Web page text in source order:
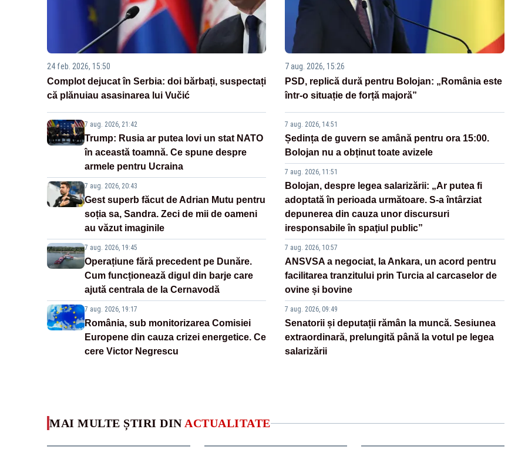
24 feb. 2026, 15:50
Complot dejucat în Serbia: doi bărbați, suspectați
că plănuiau asasinarea lui Vučić
7 aug. 2026, 21:42
Trump: Rusia ar putea lovi un stat NATO
în această toamnă. Ce spune despre
armele pentru Ucraina
7 aug. 2026, 20:43
Gest superb făcut de Adrian Mutu pentru
soția sa, Sandra. Zeci de mii de oameni
au văzut imaginile
7 aug. 2026, 19:45
Operațiune fără precedent pe Dunăre.
Cum funcționează digul din barje care
ajută centrala de la Cernavodă
7 aug. 2026, 19:17
România, sub monitorizarea Comisiei
Europene din cauza crizei energetice. Ce
cere Victor Negrescu
7 aug. 2026, 15:26
PSD, replică dură pentru Bolojan: „România este
într-o situație de forță majoră”
7 aug. 2026, 14:51
Ședința de guvern se amână pentru ora 15:00.
Bolojan nu a obținut toate avizele
7 aug. 2026, 11:51
Bolojan, despre legea salarizării: „Ar putea fi
adoptată în perioada următoare. S-a întârziat
depunerea din cauza unor discursuri
iresponsabile în spaţiul public”
7 aug. 2026, 10:57
ANSVSA a negociat, la Ankara, un acord pentru
facilitarea tranzitului prin Turcia al carcaselor de
ovine și bovine
7 aug. 2026, 09:49
Senatorii și deputații rămân la muncă. Sesiunea
extraordinară, prelungită până la votul pe legea
salarizării
MAI MULTE ȘTIRI DIN ACTUALITATE